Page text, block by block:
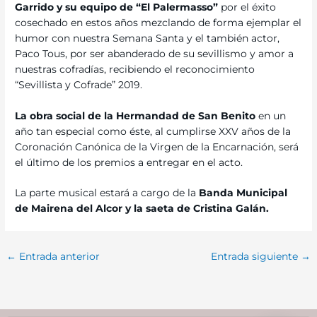
Garrido y su equipo de “El Palermasso” por el éxito
cosechado en estos años mezclando de forma ejemplar el
humor con nuestra Semana Santa y el también actor,
Paco Tous, por ser abanderado de su sevillismo y amor a
nuestras cofradías, recibiendo el reconocimiento
“Sevillista y Cofrade” 2019.
La obra social de la Hermandad de San Benito en un
año tan especial como éste, al cumplirse XXV años de la
Coronación Canónica de la Virgen de la Encarnación, será
el último de los premios a entregar en el acto.
La parte musical estará a cargo de la Banda Municipal
de Mairena del Alcor y la saeta de Cristina Galán.
← Entrada anterior Entrada siguiente →